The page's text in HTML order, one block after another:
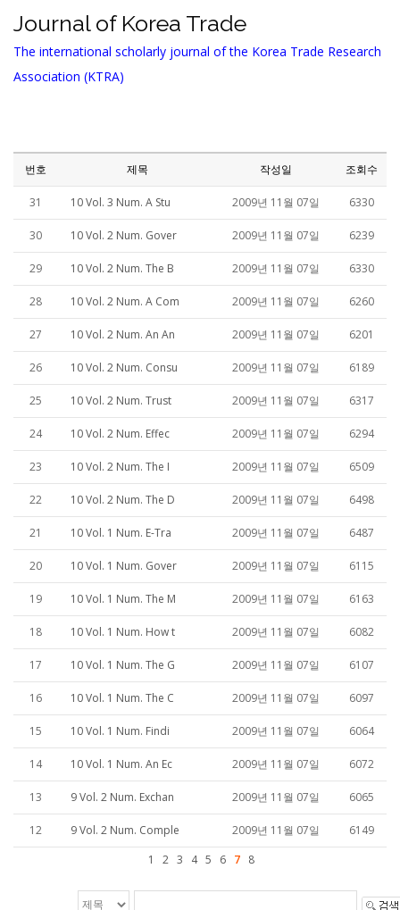
Journal of Korea Trade
The international scholarly journal of the Korea Trade Research
Association (KTRA)
번호 제목 작성일 조회수
31 10 Vol. 3 Num. A Stu 2009년 11월 07일 6330
30 10 Vol. 2 Num. Gover 2009년 11월 07일 6239
29 10 Vol. 2 Num. The B 2009년 11월 07일 6330
28 10 Vol. 2 Num. A Com 2009년 11월 07일 6260
27 10 Vol. 2 Num. An An 2009년 11월 07일 6201
26 10 Vol. 2 Num. Consu 2009년 11월 07일 6189
25 10 Vol. 2 Num. Trust 2009년 11월 07일 6317
24 10 Vol. 2 Num. Effec 2009년 11월 07일 6294
23 10 Vol. 2 Num. The I 2009년 11월 07일 6509
22 10 Vol. 2 Num. The D 2009년 11월 07일 6498
21 10 Vol. 1 Num. E-Tra 2009년 11월 07일 6487
20 10 Vol. 1 Num. Gover 2009년 11월 07일 6115
19 10 Vol. 1 Num. The M 2009년 11월 07일 6163
18 10 Vol. 1 Num. How t 2009년 11월 07일 6082
17 10 Vol. 1 Num. The G 2009년 11월 07일 6107
16 10 Vol. 1 Num. The C 2009년 11월 07일 6097
15 10 Vol. 1 Num. Findi 2009년 11월 07일 6064
14 10 Vol. 1 Num. An Ec 2009년 11월 07일 6072
13 9 Vol. 2 Num. Exchan 2009년 11월 07일 6065
12 9 Vol. 2 Num. Comple 2009년 11월 07일
6149
1
2 3 4 5 6 7 8